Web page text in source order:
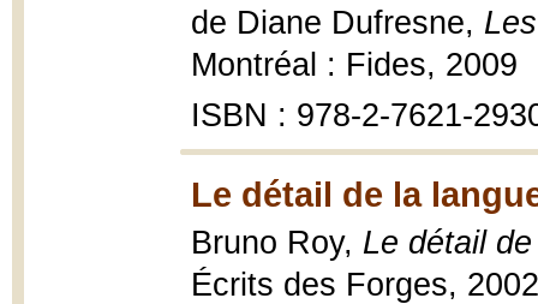
de Diane Dufresne,
Montréal : Fides, 2009
ISBN : 978-2-7621-
Le détail de la
Bruno Roy, Le détail
Écrits des Forges,